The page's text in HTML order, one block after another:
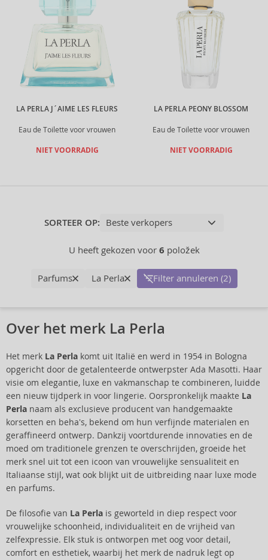
LA PERLA J´AIME LES FLEURS
Eau de Toilette voor vrouwen
NIET VOORRADIG
LA PERLA PEONY BLOSSOM
Eau de Toilette voor vrouwen
NIET VOORRADIG
SORTEER OP:
U heeft gekozen voor 6 položek
Parfums La Perla Filter annuleren (2)
Over het merk La Perla
Het merk La Perla komt uit Italië en werd in 1954 in Bologna
opgericht door de getalenteerde ontwerpster Ada Masotti. Haar
visie om elegantie, luxe en vakmanschap te combineren, luidde
een nieuw tijdperk in voor lingerie. Oorspronkelijk maakte La
Perla naam als exclusieve producent van handgemaakte
korsetten en beha's, bekend om hun verfijnde materialen en
geraffineerd ontwerp. Dankzij voortdurende innovaties en de
moed om traditionele grenzen te overschrijden, groeide het
merk snel uit tot een icoon van vrouwelijke sensualiteit en
Italiaanse stijl, wat ook blijkt uit de uitbreiding naar luxe mode
en parfums.
De filosofie van La Perla is geworteld in diep respect voor
vrouwelijke schoonheid, individualiteit en de vrijheid van
zelfexpressie. Elk stuk is ontworpen met oog voor detail,
comfort en esthetiek, waarbij het merk de nadruk legt op